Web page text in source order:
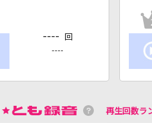
---- 回
----
再生回数ラ